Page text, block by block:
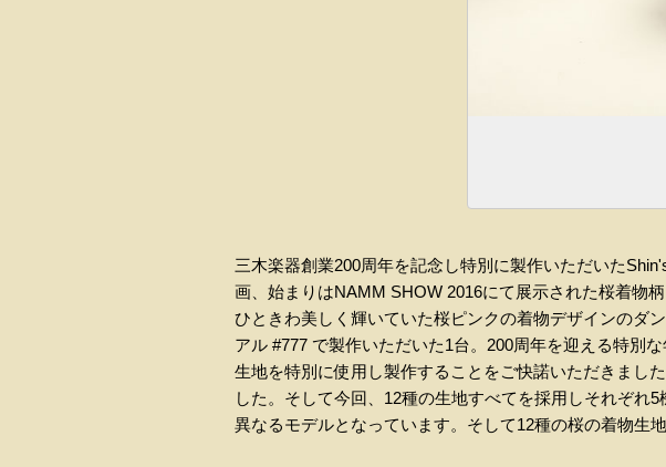
三木楽器創業200周年を記念し特別に製作いただいた
画、始まりはNAMM SHOW 2016にて展示された桜着物
ひときわ美しく輝いていた桜ピンクの着物デザインのダ
アル #777 で製作いただいた1台。200周年を迎える特別
生地を特別に使用し製作することをご快諾いただきまし
した。そして今回、12種の生地すべてを採用しそれぞれ
異なるモデルとなっています。そして12種の桜の着物生